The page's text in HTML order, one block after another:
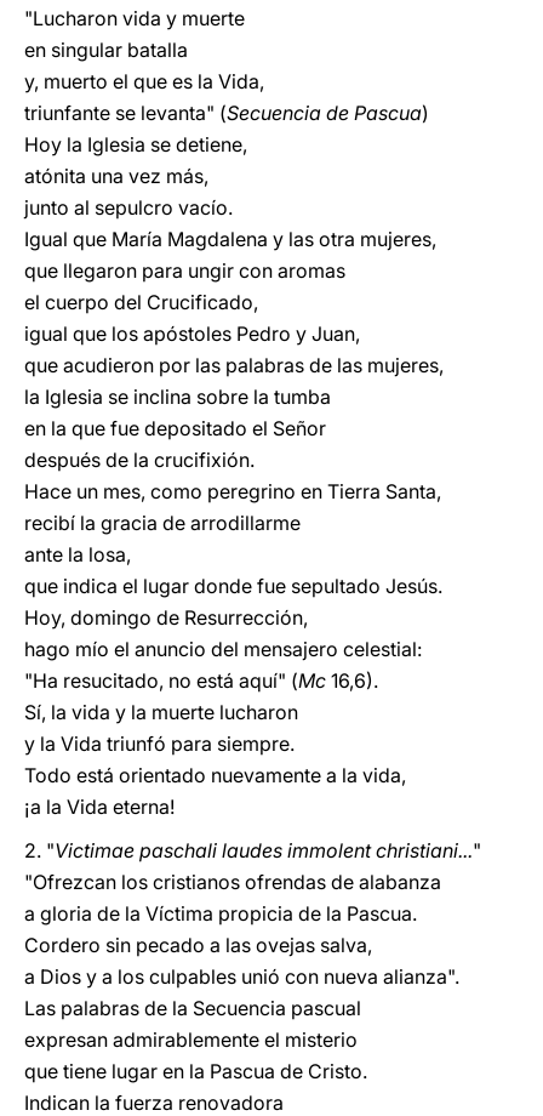
"Lucharon vida y muerte
en singular batalla
y, muerto el que es la Vida,
triunfante se levanta" (Secuencia de Pascua)
Hoy la Iglesia se detiene,
atónita una vez más,
junto al sepulcro vacío.
Igual que María Magdalena y las otra mujeres,
que llegaron para ungir con aromas
el cuerpo del Crucificado,
igual que los apóstoles Pedro y Juan,
que acudieron por las palabras de las mujeres,
la Iglesia se inclina sobre la tumba
en la que fue depositado el Señor
después de la crucifixión.
Hace un mes, como peregrino en Tierra Santa,
recibí la gracia de arrodillarme
ante la losa,
que indica el lugar donde fue sepultado Jesús.
Hoy, domingo de Resurrección,
hago mío el anuncio del mensajero celestial:
"Ha resucitado, no está aquí" (Mc 16,6).
Sí, la vida y la muerte lucharon
y la Vida triunfó para siempre.
Todo está orientado nuevamente a la vida,
¡a la Vida eterna!
2. "Victimae paschali laudes immolent christiani..."
"Ofrezcan los cristianos ofrendas de alabanza
a gloria de la Víctima propicia de la Pascua.
Cordero sin pecado a las ovejas salva,
a Dios y a los culpables unió con nueva alianza".
Las palabras de la Secuencia pascual
expresan admirablemente el misterio
que tiene lugar en la Pascua de Cristo.
Indican la fuerza renovadora